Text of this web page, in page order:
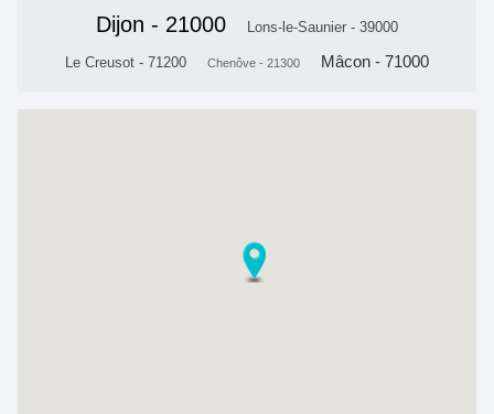
Dijon - 21000 Lons-le-Saunier - 39000
Le Creusot - 71200 Chenôve - 21300 Mâcon - 71000